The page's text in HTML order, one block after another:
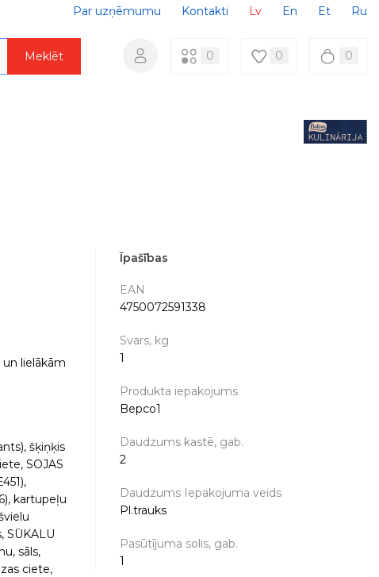
Par uzņēmumu Kontakti Lv En Et Ru
0 0 0
Meklēt
Īpašības
EAN
4750072591338
Svars, kg
1
Produkta iepakojums
Bepco1
Daudzums kastē, gab.
2
Daudzums Iepakojuma veids
Pl.trauks
Pasūtījuma solis, gab.
1
lielākām
šķiņķis
SOJAS
kartupeļu
SŪKALU
sāls,
ciete,